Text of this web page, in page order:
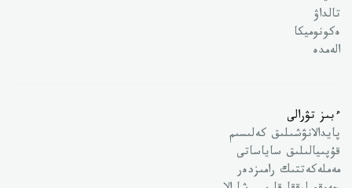
تالداۋ
ەكونوميكا
الەمدە
ءبىز تۋرالى
پايدالانۋشىلىق كەلىسىم
قۇپىيالىلىق ساياساتى
مەملەكەتتىك رامىزدەر